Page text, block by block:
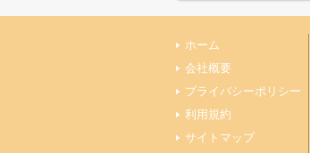
ホーム
会社概要
プライバシーポリシー
利用規約
サイトマップ